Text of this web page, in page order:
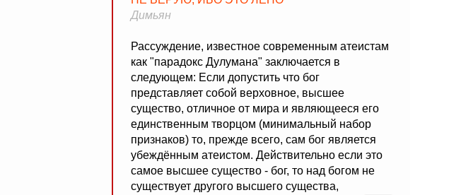
Димьян
Рассуждение, известное современным атеистам
как "парадокс Дулумана" заключается в
следующем: Если допустить что бог
представляет собой верховное, высшее
существо, отличное от мира и являющееся его
единственным творцом (минимальный набор
признаков) то, прежде всего, сам бог является
убеждённым атеистом. Действительно если это
самое высшее существо - бог, то над богом не
существует другого высшего существа,